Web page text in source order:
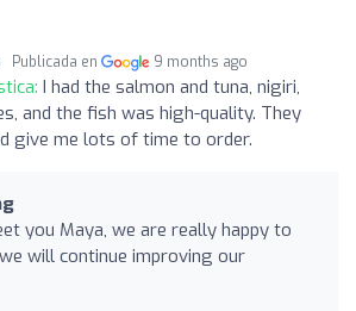
Publicada en 9 months ago
I had the salmon and tuna, nigiri,
and the fish was high-quality. They
give me lots of time to order.
you Maya, we are really happy to
will continue improving our